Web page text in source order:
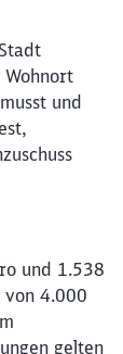
Wohnort
und
und 1.538
von 4.000
gelten